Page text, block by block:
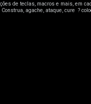
de teclas, macros e mais, em
agache, ataque, cure ?